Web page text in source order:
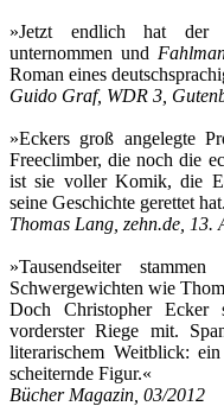
»Jetzt endlich hat der
unternommen und
Roman eines
Guido Graf, WDR 3,
»Eckers groß angelegte
Freeclimber, die noch die
ist sie voller Komik, die
seine Geschichte gerettet
Thomas Lang, zehn.de, 13.
»Tausendseiter
Schwergewichten wie
Doch Christopher Ecker
vorderster Riege mit.
literarischem Weitblick:
scheiternde Figur.«
Bücher Magazin, 03/2012